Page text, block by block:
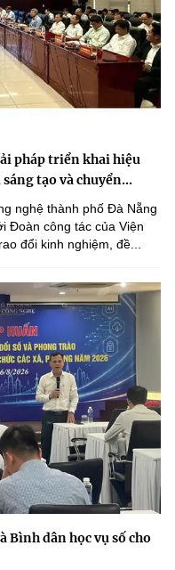
pháp triển khai hiệu
tạo và chuyển...
nghệ thành phố Đà Nẵng
Đoàn công tác của Viện
đổi kinh nghiệm, đề...
Bình dân học vụ số cho